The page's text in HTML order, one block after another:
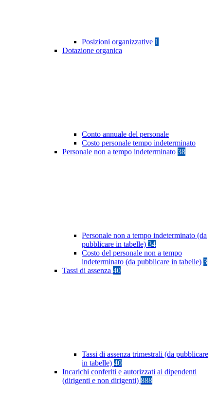
Posizioni organizzative 1
Dotazione organica
Conto annuale del personale
Costo personale tempo indeterminato
Personale non a tempo indeterminato 38
Personale non a tempo indeterminato (da
pubblicare in tabelle) 34
Costo del personale non a tempo
indeterminato (da pubblicare in tabelle) 3
Tassi di assenza 40
Tassi di assenza trimestrali (da pubblicare
in tabelle) 40
Incarichi conferiti e autorizzati ai dipendenti
(dirigenti e non dirigenti) 888